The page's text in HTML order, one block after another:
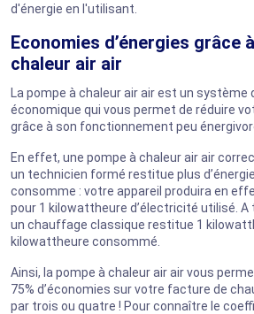
d'énergie en l'utilisant.
Economies d’énergies grâce
chaleur air air
La pompe à chaleur air air est un système
économique qui vous permet de réduire
grâce à son fonctionnement peu
En effet, une pompe à chaleur air air
un technicien formé restitue plus d’énergie
consomme : votre appareil produira en
pour 1 kilowattheure d’électricité utilisé.
un chauffage classique restitue 1
kilowattheure consommé.
Ainsi, la pompe à chaleur air air vous
75% d’économies sur votre facture de
par trois ou quatre ! Pour connaître le